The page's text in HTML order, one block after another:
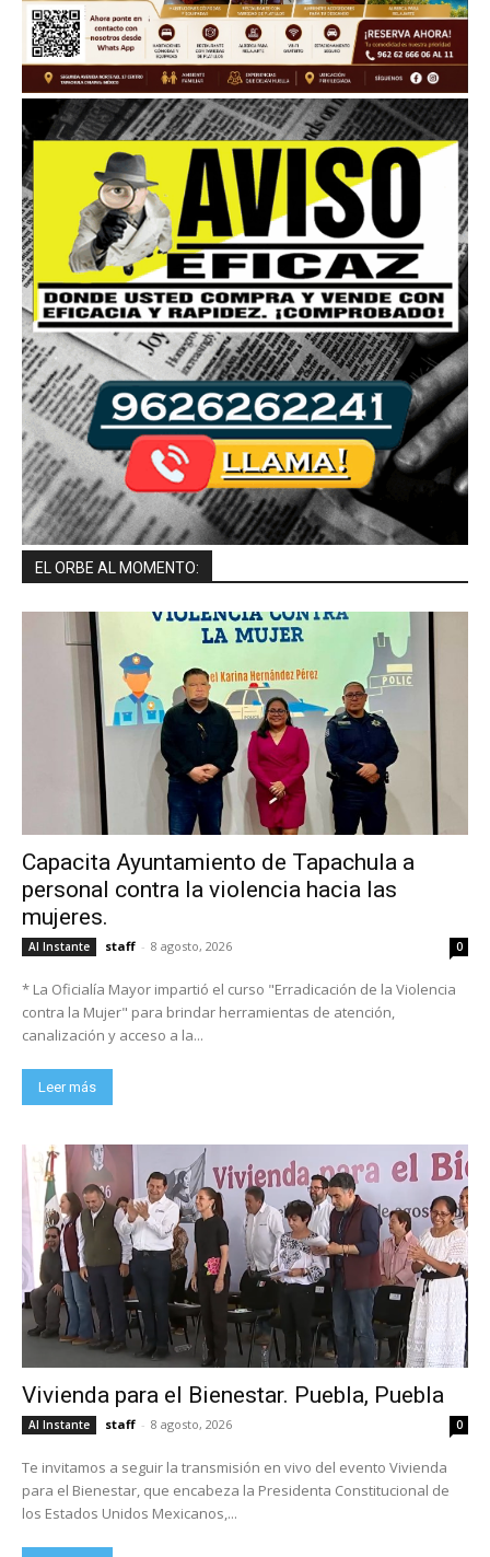
EL ORBE AL MOMENTO:
Capacita Ayuntamiento de Tapachula a
personal contra la violencia hacia las
mujeres.
Al Instante staff - 8 agosto, 2026 0
* La Oficialía Mayor impartió el curso "Erradicación de la Violencia
contra la Mujer" para brindar herramientas de atención,
canalización y acceso a la...
Leer más
Vivienda para el Bienestar. Puebla, Puebla
Al Instante staff - 8 agosto, 2026 0
Te invitamos a seguir la transmisión en vivo del evento Vivienda
para el Bienestar, que encabeza la Presidenta Constitucional de
los Estados Unidos Mexicanos,...